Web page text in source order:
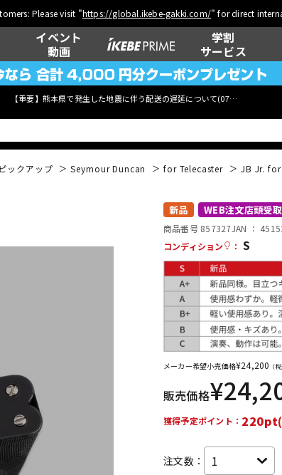
Please visit "https://global.ikebe-gakki.com/" for direct
イベント
動画
学割
サービス
【重要】熊本県で発生した地震に伴う配送の遅延について(07月29日
ウクレレ
その他楽器
レコーディン
グ機器
ックアップ Seymour Duncan for Telecaster JB Jr. for
新品 WEB注文店頭受
商品番号 857327JAN ：
コンディション
： S
メーカー希望小売価格¥24,200 （税
販売価格¥
獲得予定ポイント：
注文数：